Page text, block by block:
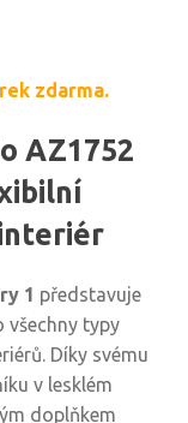
zdarma.
AZ1752
1 představuje
všechny typy
Díky svému
v lesklém
doplňkem